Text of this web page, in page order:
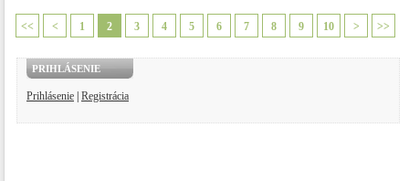
<< < 1 2 3 4 5 6 7 8 9 10 > >>
PRIHLÁSENIE
Prihlásenie Registrácia